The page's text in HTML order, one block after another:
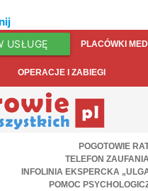
USŁUGĘ PLACÓWKI
OPERACJE I ZABIEGI
POGOTOWIE
TELEFON
INFOLINIA EKSPERCKA
POMOC